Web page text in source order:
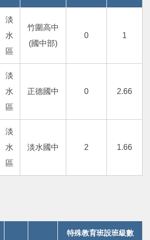
淡
水
區
竹圍高中
(國中部)
0 1
淡
水
區
正德國中 0 2.66
淡
水
區
淡水國中 2 1.66
特殊教育班設班級數